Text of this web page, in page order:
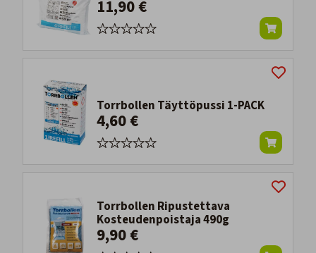
11,90 €
Torrbollen Täyttöpussi 1-PACK
4,60 €
Torrbollen Ripustettava
Kosteudenpoistaja 490g
9,90 €